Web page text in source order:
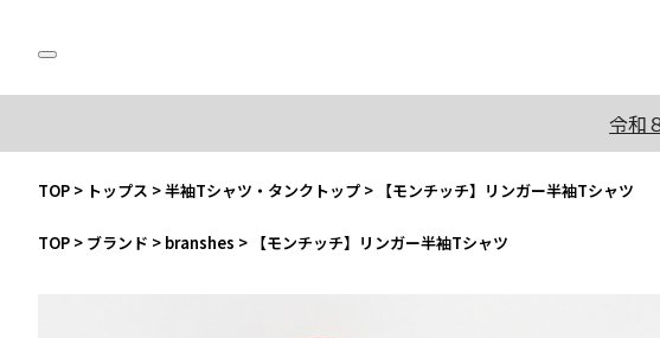
令和
TOP > トップス >半袖Tシャツ・タンクトップ > 【モンチッチ】リンガー半袖Tシャツ
TOP > ブランド > branshes > 【モンチッチ】リンガー半袖Tシャツ